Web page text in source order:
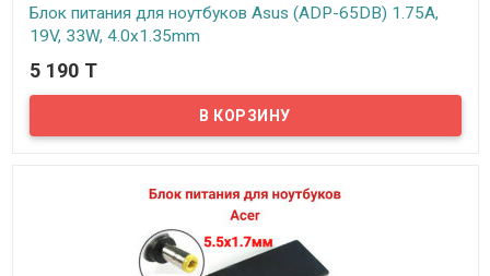
Блок питания для ноутбуков Asus (ADP-65DB) 1.75A,
19V, 33W, 4.0x1.35mm
В наличии
Надёжный сетевой блок питания на 220 вольт для вашего
ноутбука Asus. Блок питания рассчитан на напряжение: 19В и
силу тока 1.75А
5 190 T